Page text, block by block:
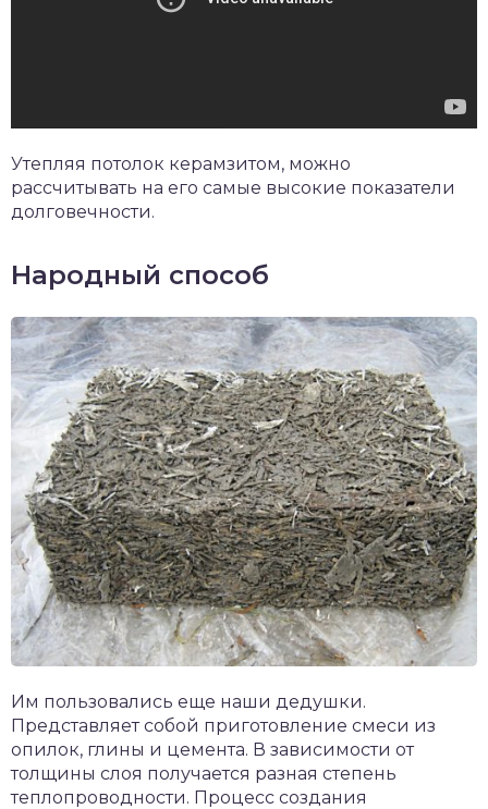
Утепляя потолок керамзитом, можно
рассчитывать на его самые высокие показатели
долговечности.
Народный способ
Им пользовались еще наши дедушки.
Представляет собой приготовление смеси из
опилок, глины и цемента. В зависимости от
толщины слоя получается разная степень
теплопроводности. Процесс создания